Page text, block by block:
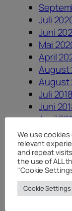
Juli
Juni
Mai
April
August
August
Juli 2018
Juni
April
Januar
August
Juli 2017
Juni
August
We use
relevant
and repeat
the use of ALL
"Cookie
Cookie Settings